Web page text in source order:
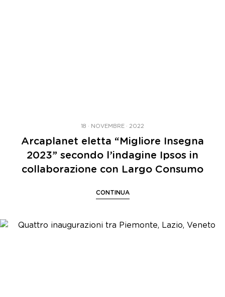
18 · NOVEMBRE · 2022
Arcaplanet eletta “Migliore Insegna
2023” secondo l’indagine Ipsos in
collaborazione con Largo Consumo
CONTINUA